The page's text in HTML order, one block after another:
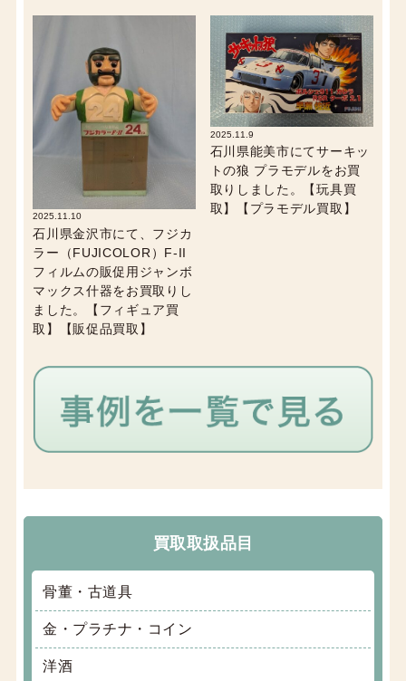
2025.11.10
石川県金沢市にて、フジカ
ラー（FUJICOLOR）F-II
フィルムの販促用ジャンボ
マックス什器をお買取りし
ました。【フィギュア買
取】【販促品買取】
2025.11.9
石川県能美市にてサーキッ
トの狼 プラモデルをお買
取りしました。【玩具買
取】【プラモデル買取】
買取取扱品目
骨董・古道具
金・プラチナ・コイン
洋酒